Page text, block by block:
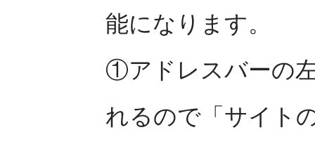
能になります。
①アドレスバーの
れるので「サイト